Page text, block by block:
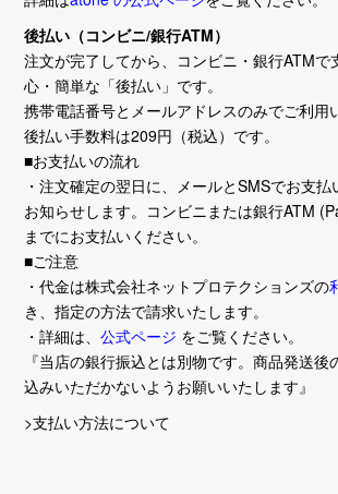
後払い（コンビニ/銀行ATM）
注文が完了してから、コンビニ・銀行ATMで
心・簡単な「後払い」です。
携帯電話番号とメールアドレスのみでご利用
後払い手数料は209円（税込）です。
■お支払いの流れ
・注文確定の翌日に、メールとSMSでお支
お知らせします。コンビニまたは銀行ATM
までにお支払いください。
■ご注意
・代金は株式会社ネットプロテクションズの
き、指定の方法で請求いたします。
・詳細は、公式ページ をご覧ください。
『当店の銀行振込とは別物です。商品発送後
込みいただかないようお願いいたします』
>支払い方法について